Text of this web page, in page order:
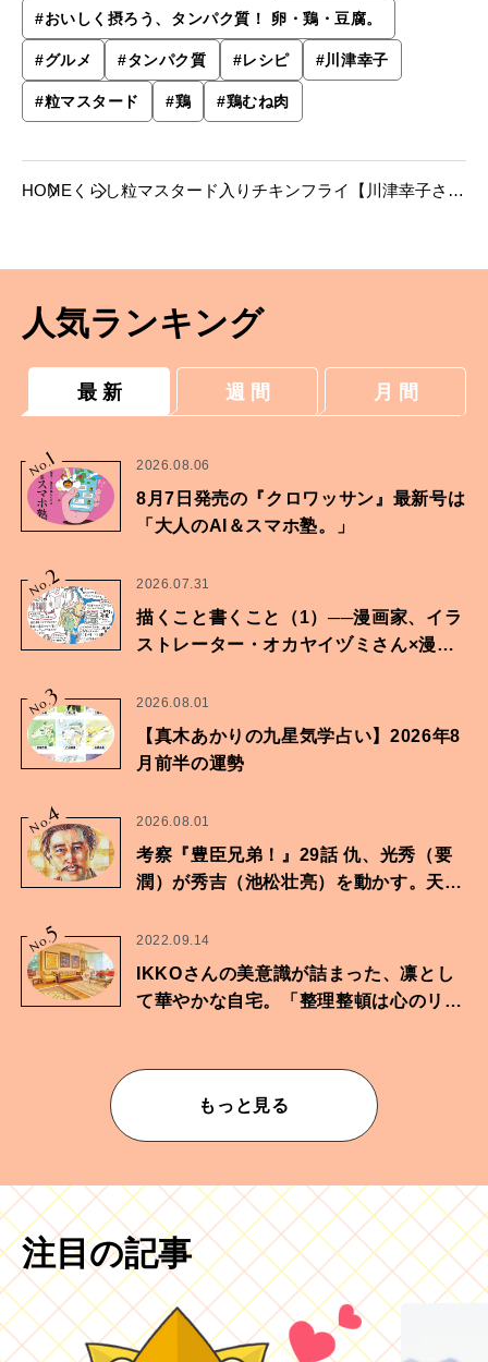
#おいしく摂ろう、タンパク質！ 卵・鶏・豆腐。
#グルメ #タンパク質 #レシピ #川津幸子
#粒マスタード #鶏 #鶏むね肉
HOME くらし粒マスタード入りチキンフライ【川津幸子さん
人気ランキング
最 新 週 間 月 間
No.
1 2026.08.06
8月7日発売の『クロワッサン』最新号は
「大人のAI＆スマホ塾。」
No.2 2026.07.31
描くこと書くこと（1）──漫画家、イラ
ストレーター・オカヤイヅミさん×漫画
No.3 2026.08.01
【真木あかりの九星気学占い】2026年8
月前半の運勢
No.
4 2026.08.01
考察『豊臣兄弟！』29話 仇、光秀（要
潤）が秀吉（池松壮亮）を動かす。天下
No.5 2022.09.14
IKKOさんの美意識が詰まった、凛とし
て華やかな自宅。「整理整頓は心のリズ
もっと見る
注目の記事